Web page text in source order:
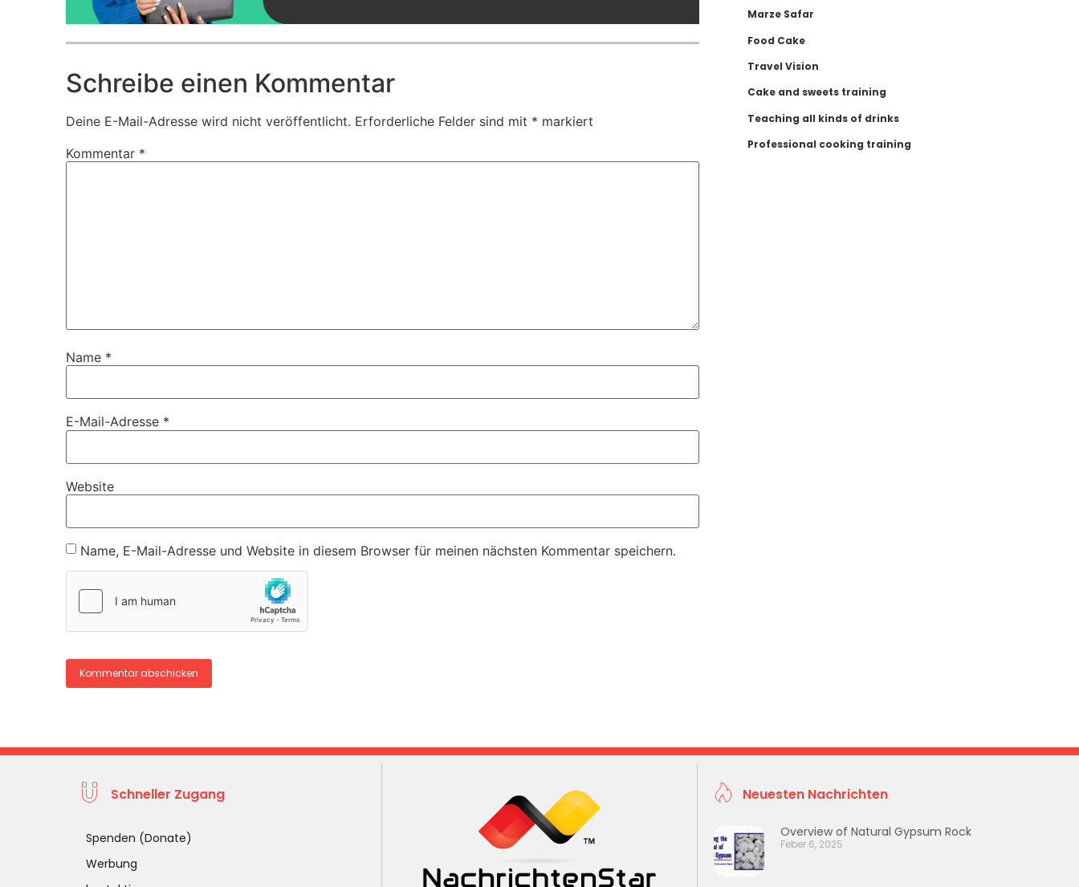
Schreibe einen Kommentar
Deine E-Mail-Adresse wird nicht veröffentlicht. Erforderliche Felder sind mit * markiert
Kommentar *
Name *
E-Mail-Adresse *
Website
Name, E-Mail-Adresse und Website in diesem Browser für meinen nächsten Kommentar speichern.
Marze Safar
Food Cake
Travel Vision
Cake and sweets training
Teaching all kinds of drinks
Professional cooking training
Schneller Zugang
Spenden (Donate)
Werbung
Neuesten Nachrichten
Overview of Natural Gypsum Rock
Feber 6, 2025